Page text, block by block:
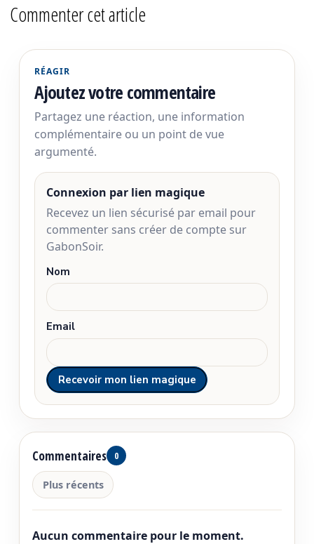
Commenter cet article
RÉAGIR
Ajoutez votre commentaire
Partagez une réaction, une information
complémentaire ou un point de vue
argumenté.
Connexion par lien magique
Recevez un lien sécurisé par email pour
commenter sans créer de compte sur
GabonSoir.
Nom
Email
Commentaires 0
Plus récents
Aucun commentaire pour le moment.